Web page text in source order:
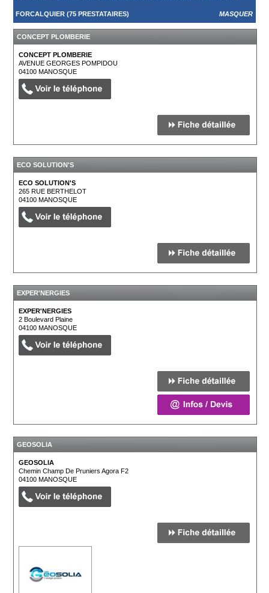
FORCALQUIER (75 PRESTATAIRES) MASQUER
CONCEPT PLOMBERIE
CONCEPT PLOMBERIE
AVENUE GEORGES POMPIDOU
04100MANOSQUE
ECO SOLUTION'S
ECO SOLUTION'S
265 RUE BERTHELOT
04100MANOSQUE
EXPER'NERGIES
EXPER'NERGIES
2 Boulevard Plaine
04100MANOSQUE
GEOSOLIA
GEOSOLIA
Chemin Champ De Pruniers Agora F2
04100MANOSQUE